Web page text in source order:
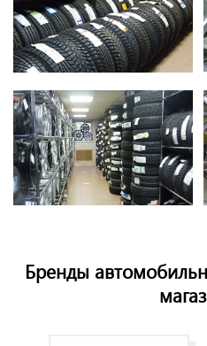
Бренды